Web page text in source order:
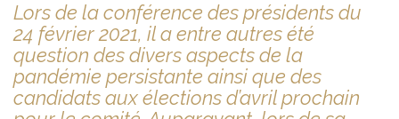
Lors de la conférence des présidents du
24 février 2021, il a entre autres été
question des divers aspects de la
pandémie persistante ainsi que des
candidats aux élections d’avril prochain